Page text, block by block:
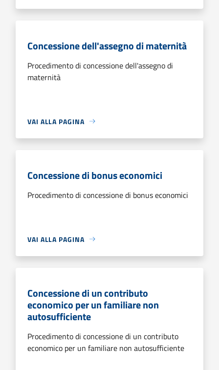
Concessione dell'assegno di maternità
Procedimento di concessione dell'assegno di
maternità
VAI ALLA PAGINA
Concessione di bonus economici
Procedimento di concessione di bonus economici
VAI ALLA PAGINA
Concessione di un contributo
economico per un familiare non
autosufficiente
Procedimento di concessione di un contributo
economico per un familiare non autosufficiente